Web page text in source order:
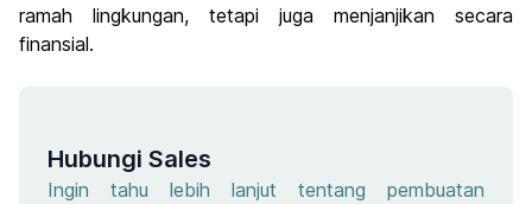
ramah lingkungan, tetapi juga menjanjikan secara
finansial.
Hubungi Sales
Ingin tahu lebih lanjut tentang pembuatan